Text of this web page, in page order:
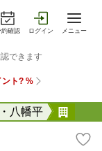
約確認 ログイン メニュー
八幡平